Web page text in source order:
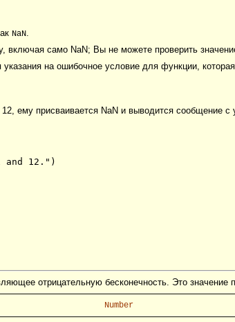
NaN.
включая само NaN; Вы не можете проверить
указания на ошибочное условие для функции,
ему присваивается NaN и выводится сообщение с
and 12.")
отрицательную бесконечность. Это значение
Number